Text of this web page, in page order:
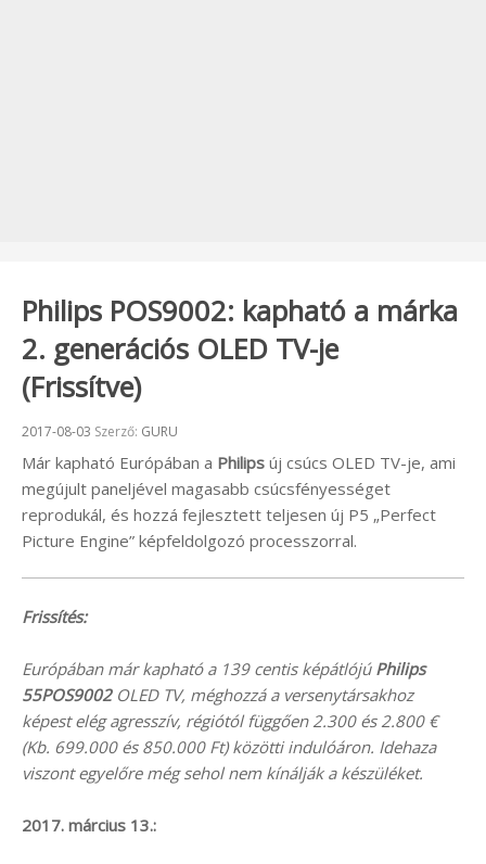
Philips POS9002: kapható a márka
2. generációs OLED TV-je
(Frissítve)
Beküldve:
2017-08-03 Szerző: GURU
Már kapható Európában a Philips új csúcs OLED TV-je, ami
megújult paneljével magasabb csúcsfényességet
reprodukál, és hozzá fejlesztett teljesen új P5 „Perfect
Picture Engine” képfeldolgozó processzorral.
Frissítés:
Európában már kapható a 139 centis képátlójú Philips
55POS9002OLED TV, méghozzá a versenytársakhoz
képest elég agresszív, régiótól függően 2.300 és 2.800 €
(Kb. 699.000 és 850.000 Ft) közötti indulóáron. Idehaza
viszont egyelőre még sehol nem kínálják a készüléket.
2017. március 13.: